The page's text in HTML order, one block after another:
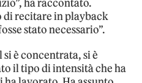
ha raccontato.
di recitare in playback
stato necessario”.
è concentrata, si è
il tipo di intensità che ha